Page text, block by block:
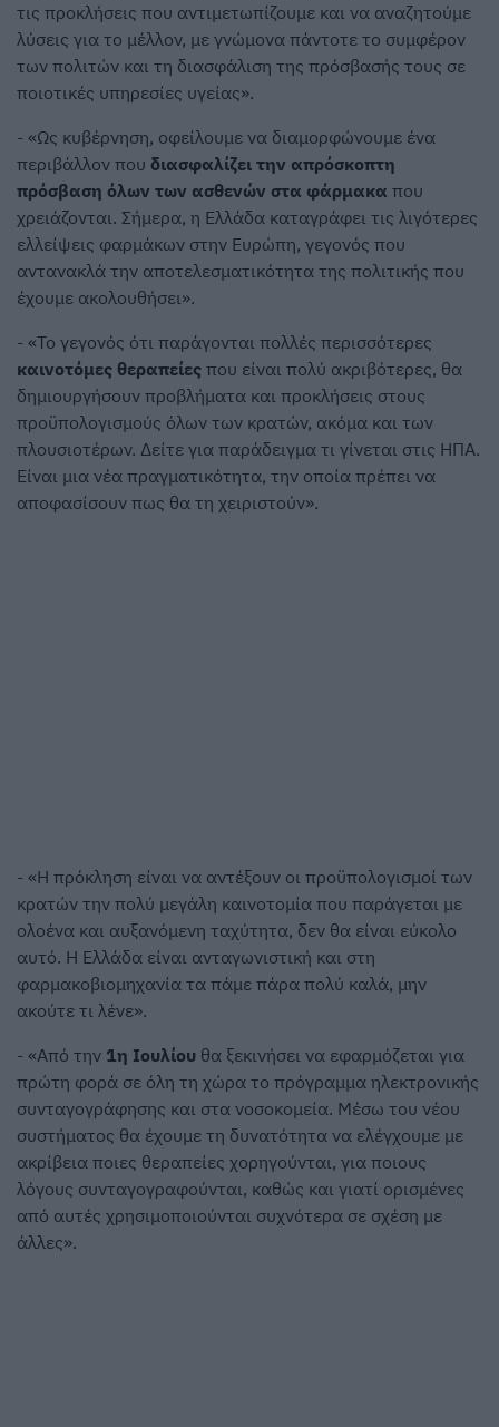
τις προκλήσεις που αντιμετωπίζουμε και να αναζητούμε
λύσεις για το μέλλον, με γνώμονα πάντοτε το συμφέρον
των πολιτών και τη διασφάλιση της πρόσβασής τους σε
ποιοτικές υπηρεσίες υγείας».
- «Ως κυβέρνηση, οφείλουμε να διαμορφώνουμε ένα
περιβάλλον που διασφαλίζει την απρόσκοπτη
πρόσβαση όλων των ασθενών στα φάρμακα που
χρειάζονται. Σήμερα, η Ελλάδα καταγράφει τις λιγότερες
ελλείψεις φαρμάκων στην Ευρώπη, γεγονός που
αντανακλά την αποτελεσματικότητα της πολιτικής που
έχουμε ακολουθήσει».
- «Το γεγονός ότι παράγονται πολλές περισσότερες
καινοτόμες θεραπείες που είναι πολύ ακριβότερες, θα
δημιουργήσουν προβλήματα και προκλήσεις στους
προϋπολογισμούς όλων των κρατών, ακόμα και των
πλουσιοτέρων. Δείτε για παράδειγμα τι γίνεται στις ΗΠΑ.
Είναι μια νέα πραγματικότητα, την οποία πρέπει να
αποφασίσουν πως θα τη χειριστούν».
- «Η πρόκληση είναι να αντέξουν οι προϋπολογισμοί των
κρατών την πολύ μεγάλη καινοτομία που παράγεται με
ολοένα και αυξανόμενη ταχύτητα, δεν θα είναι εύκολο
αυτό. Η Ελλάδα είναι ανταγωνιστική και στη
φαρμακοβιομηχανία τα πάμε πάρα πολύ καλά, μην
ακούτε τι λένε».
- «Από την 1η Ιουλίου θα ξεκινήσει να εφαρμόζεται για
πρώτη φορά σε όλη τη χώρα το πρόγραμμα ηλεκτρονικής
συνταγογράφησης και στα νοσοκομεία. Μέσω του νέου
συστήματος θα έχουμε τη δυνατότητα να ελέγχουμε με
ακρίβεια ποιες θεραπείες χορηγούνται, για ποιους
λόγους συνταγογραφούνται, καθώς και γιατί ορισμένες
από αυτές χρησιμοποιούνται συχνότερα σε σχέση με
άλλες».